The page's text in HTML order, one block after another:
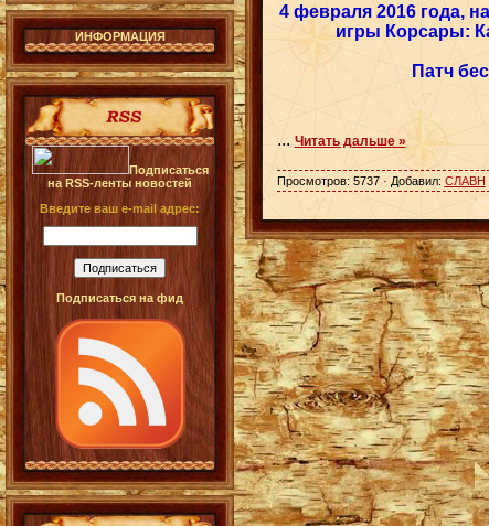
ИНФОРМАЦИЯ
Подписаться
на RSS-ленты новостей
Введите ваш e-mail адрес:
Подписаться на фид
4 февраля 2016 года,
игры Корсары:
Патч
... Читать дальше »
Просмотров: 5737 · Добавил: СЛАВН